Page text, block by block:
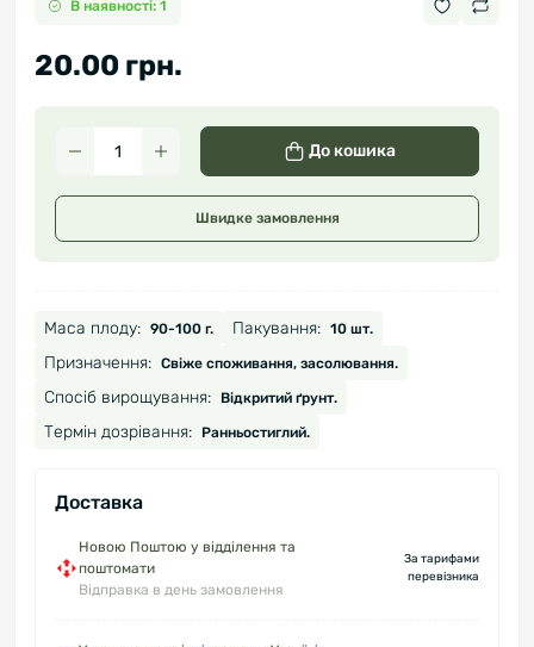
В наявності: 1
20.00 грн.
До кошика
Швидке замовлення
Маса плоду: 90-100 г. Пакування: 10 шт.
Призначення: Свіже споживання, засолювання.
Спосіб вирощування: Відкритий ґрунт.
Термін дозрівання: Ранньостиглий.
Доставка
Новою Поштою у відділення та
поштомати
Відправка в день замовлення
За тарифами
перевізника